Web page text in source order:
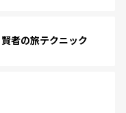
者の旅テクニック